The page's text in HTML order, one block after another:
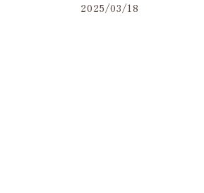
2025/03/18